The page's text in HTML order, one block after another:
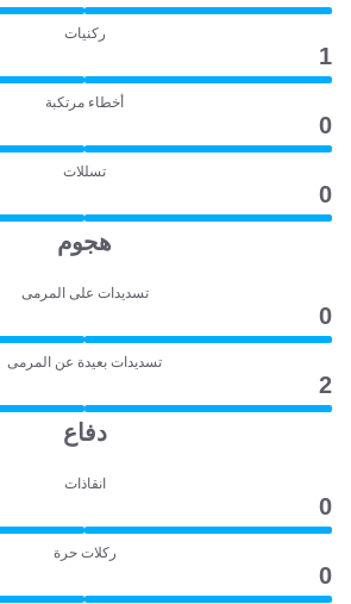
ركنيات
1
أخطاء مرتكبة
0
تسللات
0
هجوم
تسديدات على المرمى
0
تسديدات بعيدة عن المرمى
2
دفاع
انقاذات
0
ركلات حرة
0